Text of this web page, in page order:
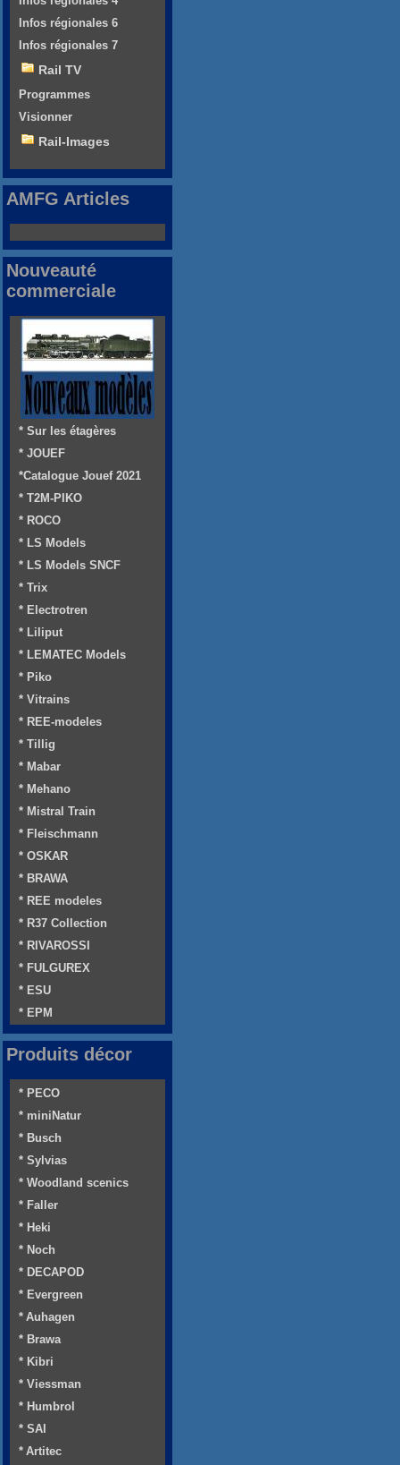
Infos régionales 6
Infos régionales 7
Rail TV
Programmes
Visionner
Rail-Images
AMFG Articles
Nouveauté
commerciale
* Sur les étagères
* JOUEF
*Catalogue Jouef 2021
* T2M-PIKO
* ROCO
* LS Models
* LS Models SNCF
* Trix
* Electrotren
* Liliput
* LEMATEC Models
* Piko
* Vitrains
* REE-modeles
* Tillig
* Mabar
* Mehano
* Mistral Train
* Fleischmann
* OSKAR
* BRAWA
* REE modeles
* R37 Collection
* RIVAROSSI
* FULGUREX
* ESU
* EPM
Produits décor
* PECO
* miniNatur
* Busch
* Sylvias
* Woodland scenics
* Faller
* Heki
* Noch
* DECAPOD
* Evergreen
* Auhagen
* Brawa
* Kibri
* Viessman
* Humbrol
* SAI
* Artitec